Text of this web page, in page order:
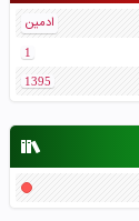
ادمین
1
1395